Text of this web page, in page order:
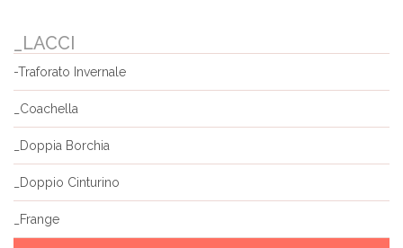
_LACCI
-Traforato Invernale
_Coachella
_Doppia Borchia
_Doppio Cinturino
_Frange